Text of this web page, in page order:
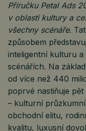
Příručku Petal Ads
v oblasti kultury a
všechny scénáře.
způsobem
inteligentní kulturu
scénářích. Na
od více než 440
poprvé nastiňuje
– kulturní
obchodní elitu,
kvalitu, luxusní